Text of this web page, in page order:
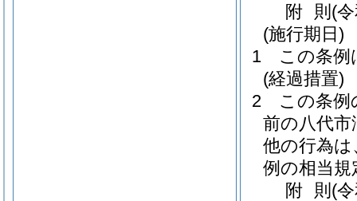
附 則 (
(施行期日)
1
この条例
(経過措置)
2
この条例
前の八代
他の行為
例の相当
附 則 (